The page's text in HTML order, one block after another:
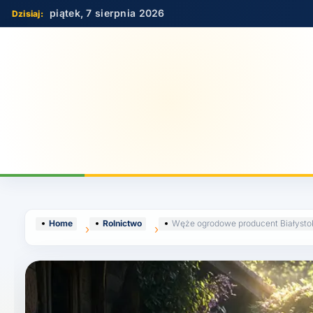
Skip
to
piątek, 7 sierpnia 2026
Home Rolnictwo Węże ogrodowe producent